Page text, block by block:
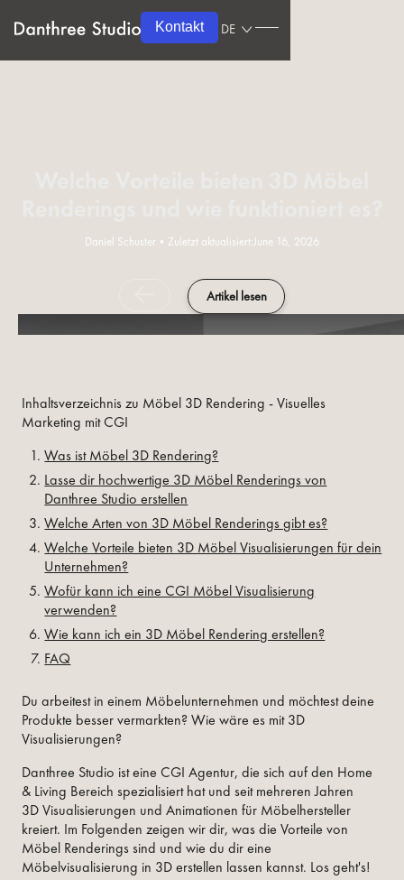
Kontakt DE
Daniel Schuster • Zuletzt aktualisiert:June 16, 2026
Artikel lesen
Inhaltsverzeichnis zu Möbel 3D Rendering - Visuelles
Marketing mit CGI
Was ist Möbel 3D Rendering?
Lasse dir hochwertige 3D Möbel Renderings von
Danthree Studio erstellen
Welche Arten von 3D Möbel Renderings gibt es?
Welche Vorteile bieten 3D Möbel Visualisierungen für dein
Unternehmen?
Wofür kann ich eine CGI Möbel Visualisierung
verwenden?
Wie kann ich ein 3D Möbel Rendering erstellen?
FAQ
Du arbeitest in einem Möbelunternehmen und möchtest deine
Produkte besser vermarkten? Wie wäre es mit 3D
Visualisierungen?
Danthree Studio ist eine CGI Agentur, die sich auf den Home
& Living Bereich spezialisiert hat und seit mehreren Jahren
3D Visualisierungen und Animationen für Möbelhersteller
kreiert. Im Folgenden zeigen wir dir, was die Vorteile von
Möbel Renderings sind und wie du dir eine
Möbelvisualisierung in 3D erstellen lassen kannst. Los geht's!